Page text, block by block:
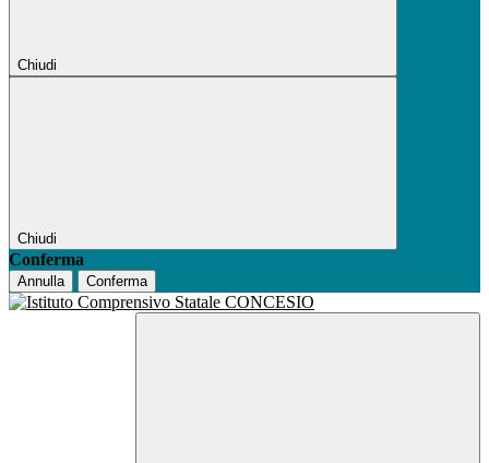
Chiudi
Chiudi
Conferma
Annulla Conferma